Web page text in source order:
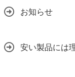
お知らせ
安い製品には